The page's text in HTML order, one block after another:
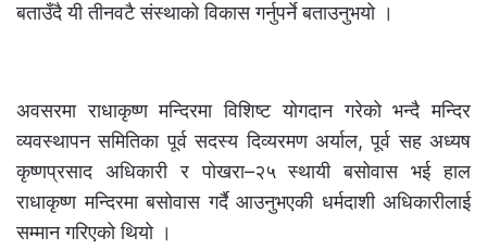
बताउँदै यी तीनवटै संस्थाको विकास गर्नुपर्ने बताउनुभयो ।
अवसरमा राधाकृष्ण मन्दिरमा विशिष्ट योगदान गरेको भन्दै मन्दिर
व्यवस्थापन समितिका पूर्व सदस्य दिव्यरमण अर्याल, पूर्व सह अध्यष
कृष्णप्रसाद अधिकारी र पोखरा–२५ स्थायी बसोवास भई हाल
राधाकृष्ण मन्दिरमा बसोवास गर्दै आउनुभएकी धर्मदाशी अधिकारीलाई
सम्मान गरिएको थियो ।